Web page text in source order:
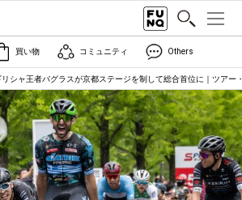
買い物 コミュニティ Others
リシャ王者バグラスが京都ステージを制して総合首位に｜ツアー